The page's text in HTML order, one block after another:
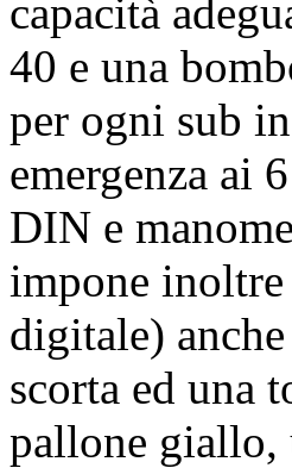
capacità
40 e una
per ogni sub
emergenza ai
DIN e
impone
digitale)
scorta ed una
pallone giallo,